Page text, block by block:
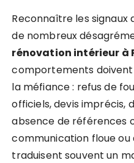
Reconnaître les signaux
de nombreux
rénovation intérieur à
comportements
la méfiance : refus de
officiels, devis imprécis,
absence de références
communication floue ou
traduisent souvent un